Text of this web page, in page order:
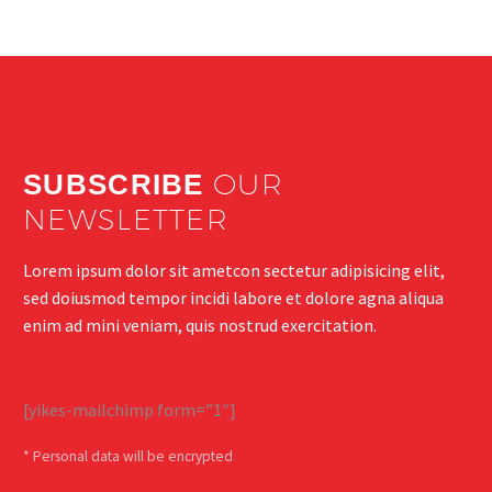
SUBSCRIBE OUR
NEWSLETTER
Lorem ipsum dolor sit ametcon sectetur adipisicing elit,
sed doiusmod tempor incidi labore et dolore agna aliqua
enim ad mini veniam, quis nostrud exercitation.
[yikes-mailchimp form=”1″]
* Personal data will be encrypted